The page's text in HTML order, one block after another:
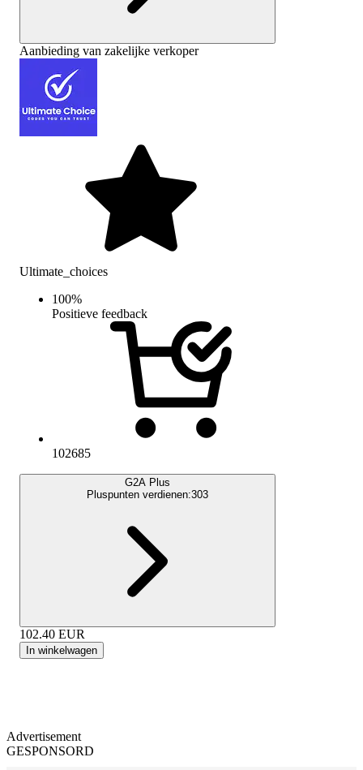
Aanbieding van zakelijke verkoper
Ultimate_choices
100%
Positieve feedback
102685
G2A Plus
Pluspunten verdienen:303
102.40 EUR
In winkelwagen
Advertisement
GESPONSORD